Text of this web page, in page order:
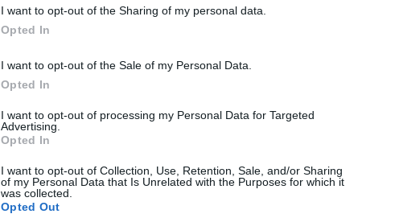
I want to opt-out of the Sharing of my personal data.
Opted In
I want to opt-out of the Sale of my Personal Data.
Opted In
I want to opt-out of processing my Personal Data for Targeted
Advertising.
Opted In
I want to opt-out of Collection, Use, Retention, Sale, and/or Sharing
of my Personal Data that Is Unrelated with the Purposes for which it
was collected.
Opted Out